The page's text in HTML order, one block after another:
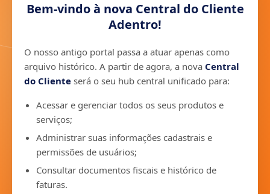
Bem-vindo à nova Central do Cliente
Adentro!
O nosso antigo portal passa a atuar apenas como
arquivo histórico. A partir de agora, a nova Central
do Cliente será o seu hub central unificado para:
Acessar e gerenciar todos os seus produtos e
serviços;
Administrar suas informações cadastrais e
permissões de usuários;
Consultar documentos fiscais e histórico de
faturas.